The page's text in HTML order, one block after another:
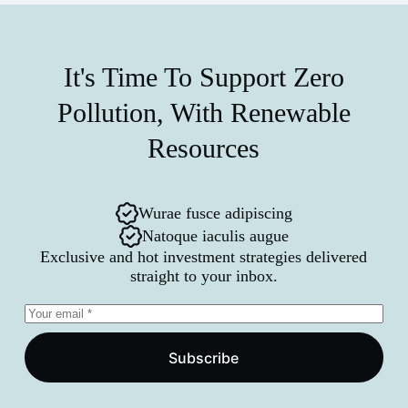
It's Time To Support Zero
Pollution, With Renewable
Resources
Wurae fusce adipiscing
Natoque iaculis augue
Exclusive and hot investment strategies delivered
straight to your inbox.
Subscribe